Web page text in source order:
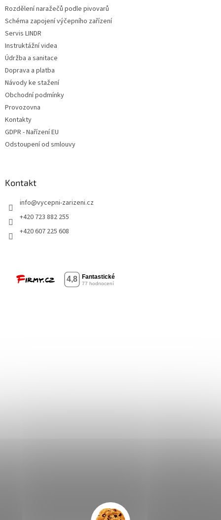
Rozdělení naražečů podle pivovarů
Schéma zapojení výčepního zařízení
Servis LINDR
Instruktážní videa
Údržba a sanitace
Doprava a platba
Návody ke stažení
Obchodní podmínky
Provozovna
Kontakty
GDPR - Nařízení EU
Odstoupení od smlouvy
Kontakt
info@vycepni-zarizeni.cz
+420 723 882 255
+420 607 225 608